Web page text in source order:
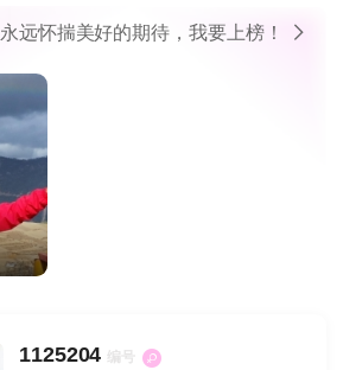
永远怀揣美好的期待，我要上榜！
1125204 编号